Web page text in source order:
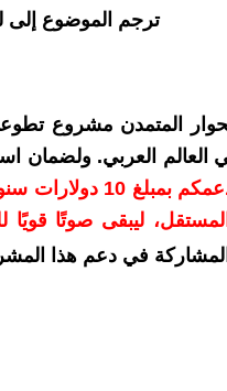
ترجم الموضوع
المتمدن مشروع
العالم العربي. ولضمان
بدعمكم بمبلغ
ليبقى صوتًا قويًا
في دعم هذا